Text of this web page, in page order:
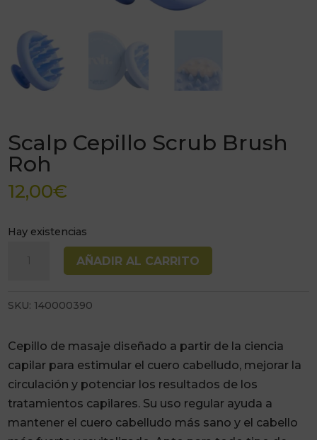
Scalp Cepillo Scrub Brush
Roh
12,00€
Hay existencias
Brush
cantidad
AÑADIR AL CARRITO
SKU: 140000390
Cepillo de masaje diseñado a partir de la ciencia
capilar para estimular el cuero cabelludo, mejorar la
circulación y potenciar los resultados de los
tratamientos capilares. Su uso regular ayuda a
mantener el cuero cabelludo más sano y el cabello